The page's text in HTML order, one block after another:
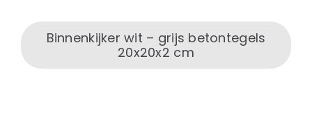
Binnenkijker wit – grijs betontegels
20x20x2 cm